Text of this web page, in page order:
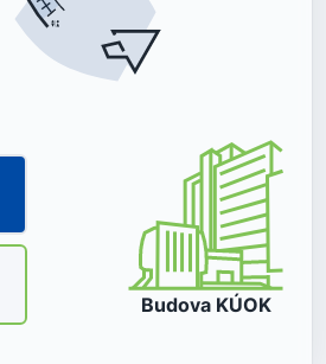
Budova KÚOK